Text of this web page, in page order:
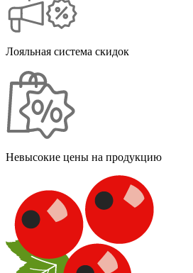
Лояльная система скидок
Невысокие цены на продукцию